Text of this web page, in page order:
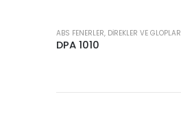
ABS FENERLER, DIREKLER VE GLOPLAR
DPA 1010